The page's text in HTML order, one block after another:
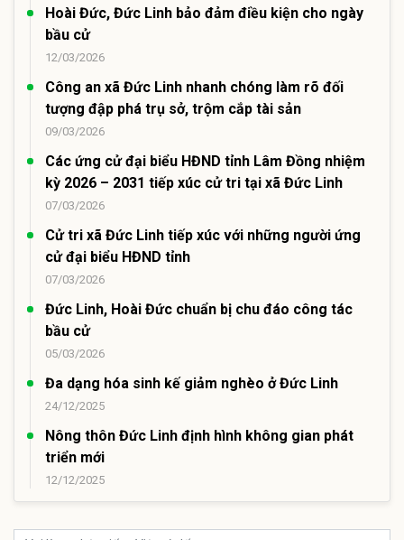
Hoài Đức, Đức Linh bảo đảm điều kiện cho ngày
bầu cử
12/03/2026
Công an xã Đức Linh nhanh chóng làm rõ đối
tượng đập phá trụ sở, trộm cắp tài sản
09/03/2026
Các ứng cử đại biểu HĐND tỉnh Lâm Đồng nhiệm
kỳ 2026 – 2031 tiếp xúc cử tri tại xã Đức Linh
07/03/2026
Cử tri xã Đức Linh tiếp xúc với những người ứng
cử đại biểu HĐND tỉnh
07/03/2026
Đức Linh, Hoài Đức chuẩn bị chu đáo công tác
bầu cử
05/03/2026
Đa dạng hóa sinh kế giảm nghèo ở Đức Linh
24/12/2025
Nông thôn Đức Linh định hình không gian phát
triển mới
12/12/2025